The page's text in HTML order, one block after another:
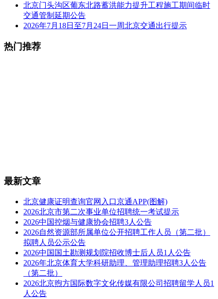
北京门头沟区葡东北路蓄洪能力提升工程施工期间临时
交通管制延期公告
2026年7月18日至7月24日一周北京交通出行提示
热门推荐
最新文章
北京健康证明查询官网入口京通APP(图解)
2026北京市第二次事业单位招聘统一考试提示
2026中国控烟与健康协会招聘3人公告
2026自然资源部所属单位公开招聘工作人员（第二批）
拟聘人员公示公告
2026中国国土勘测规划院招收博士后人员1人公告
2026年北京体育大学科研助理、管理助理招聘3人公告
（第二批）
2026北京煦方国际数字文化传媒有限公司招聘留学人员1
人公告